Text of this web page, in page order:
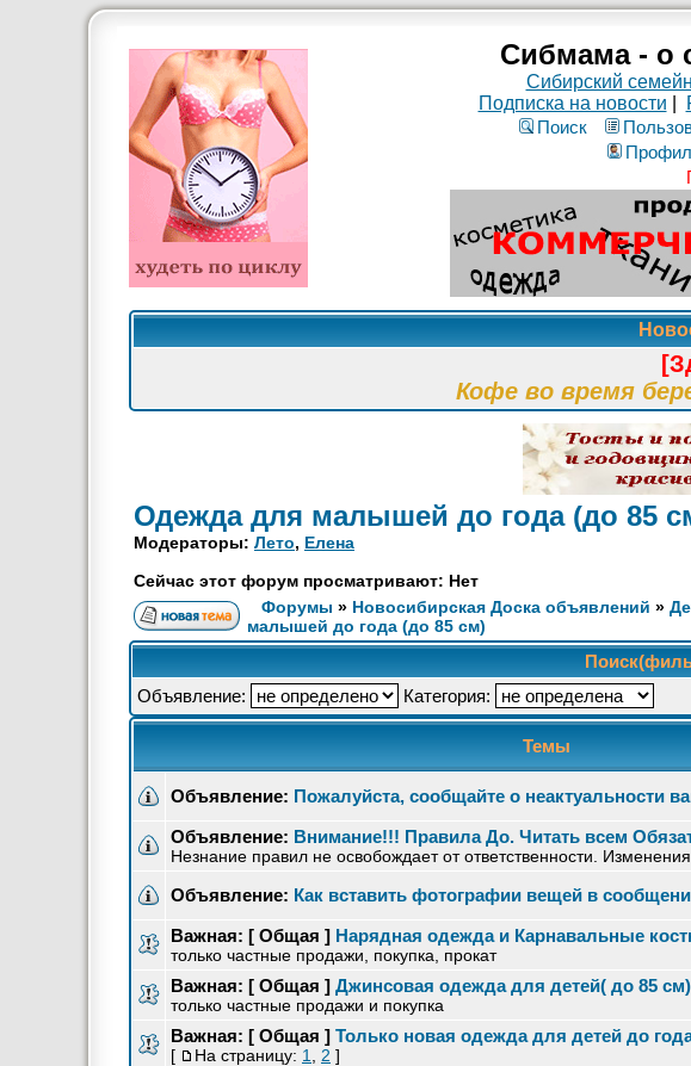
Сибмама - о
Сибирский
Подписка на новости
Поиск
Кофе во время
Одежда для малышей до года (до 85
Модераторы: Лето, Елена
Сейчас этот форум просматривают: Нет
Форумы » Новосибирская Доска объявлений »
малышей до года (до 85 см)
Объявление:
Категория:
Темы
Объявление: Пожалуйста, сообщайте о неактуальности
Объявление: Внимание!!! Правила До. Читать всем
Незнание правил не освобождает от ответственности.
Объявление: Как вставить фотографии вещей в
Важная: [ Общая ] Нарядная одежда и Карнавальные
только частные продажи, покупка, прокат
Важная: [ Общая ] Джинсовая одежда для детей( до 85 см)
только частные продажи и покупка
Важная: [ Общая ] Только новая одежда для детей до
[ На страницу: 1 2 ]